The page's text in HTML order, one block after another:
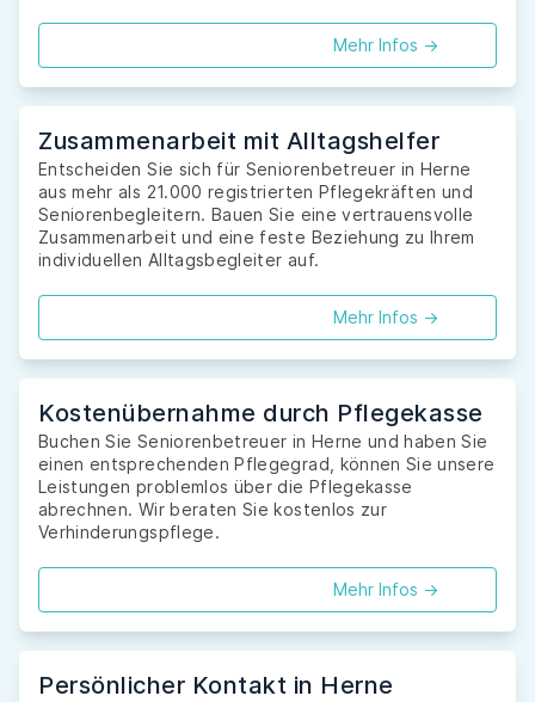
Mehr Infos ->
Zusammenarbeit mit Alltagshelfer
Entscheiden Sie sich für Seniorenbetreuer in Herne
aus mehr als 21.000 registrierten Pflegekräften und
Seniorenbegleitern. Bauen Sie eine vertrauensvolle
Zusammenarbeit und eine feste Beziehung zu Ihrem
individuellen Alltagsbegleiter auf.
Mehr Infos ->
Kostenübernahme durch Pflegekasse
Buchen Sie Seniorenbetreuer in Herne und haben Sie
einen entsprechenden Pflegegrad, können Sie unsere
Leistungen problemlos über die Pflegekasse
abrechnen. Wir beraten Sie kostenlos zur
Verhinderungspflege.
Mehr Infos ->
Persönlicher Kontakt in Herne